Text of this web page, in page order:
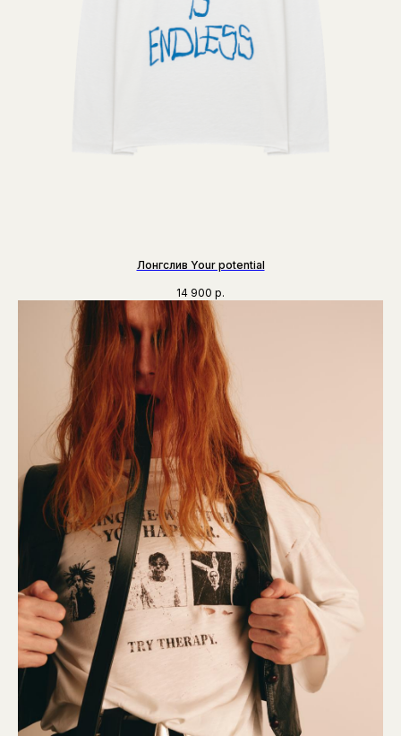
Лонгслив Your potential
14 900 р.